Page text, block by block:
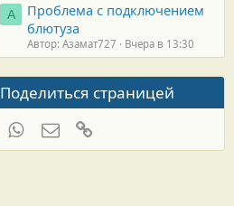
А
Проблема с подключением
блютуза
Автор: Азамат727 Вчера в 13:30
Поделиться страницей
WhatsAppЭлектронная почта